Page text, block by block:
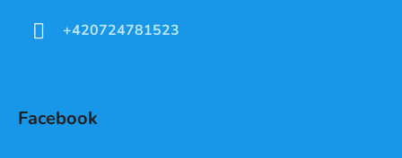
+420724781523
Facebook